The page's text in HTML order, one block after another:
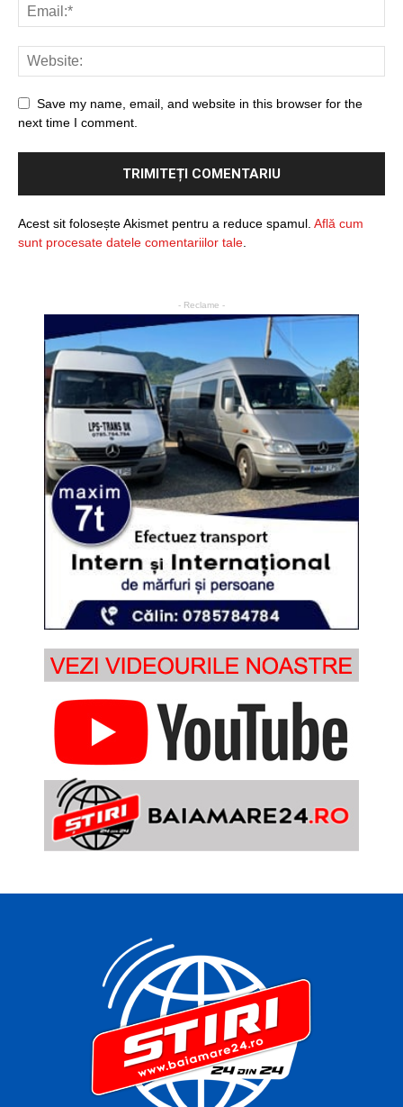
Save my name, email, and website in this browser for the
next time I comment.
Acest sit folosește Akismet pentru a reduce spamul. Află cum
sunt procesate datele comentariilor tale
- Reclame -